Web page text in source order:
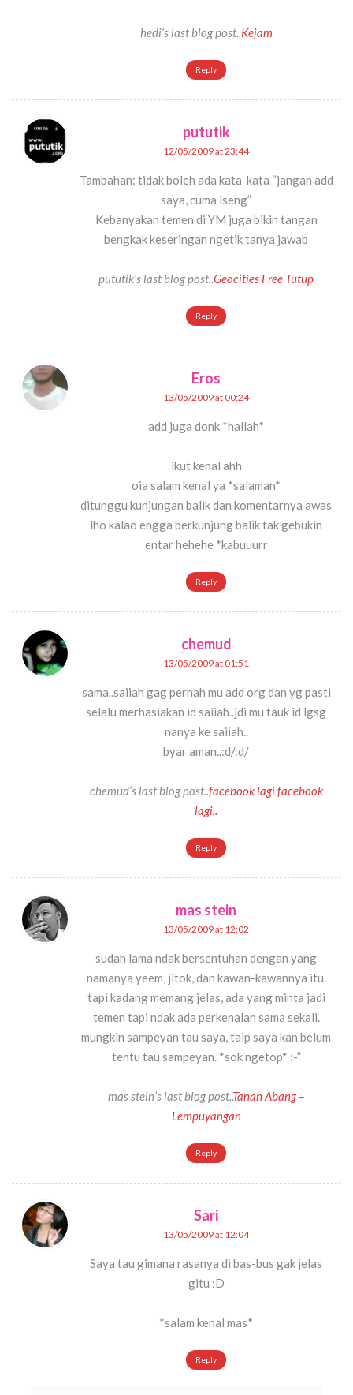
hedi’s last blog post..Kejam
Reply
pututik
12/05/2009 at 23:44
Tambahan: tidak boleh ada kata-kata “jangan add
saya, cuma iseng”
Kebanyakan temen di YM juga bikin tangan
bengkak keseringan ngetik tanya jawab
pututik’s last blog post..Geocities Free Tutup
Reply
Eros
13/05/2009 at 00:24
add juga donk *hallah*
ikut kenal ahh
oia salam kenal ya *salaman*
ditunggu kunjungan balik dan komentarnya awas
lho kalao engga berkunjung balik tak gebukin
entar hehehe *kabuuurr
Reply
chemud
13/05/2009 at 01:51
sama..saiiah gag pernah mu add org dan yg pasti
selalu merhasiakan id saiiah..jdi mu tauk id lgsg
nanya ke saiiah..
byar aman..:d/:d/
chemud’s last blog post..facebook lagi facebook
lagi..
Reply
mas stein
13/05/2009 at 12:02
sudah lama ndak bersentuhan dengan yang
namanya yeem, jitok, dan kawan-kawannya itu.
tapi kadang memang jelas, ada yang minta jadi
temen tapi ndak ada perkenalan sama sekali.
mungkin sampeyan tau saya, taip saya kan belum
tentu tau sampeyan. *sok ngetop* :-”
mas stein’s last blog post..Tanah Abang –
Lempuyangan
Reply
Sari
13/05/2009 at 12:04
Saya tau gimana rasanya di bas-bus gak jelas
gitu :D
*salam kenal mas*
Reply